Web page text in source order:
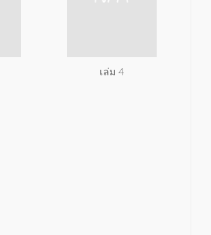
เล่ม 4